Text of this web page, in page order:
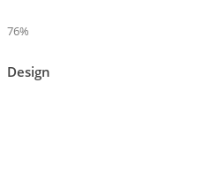
76%
Design